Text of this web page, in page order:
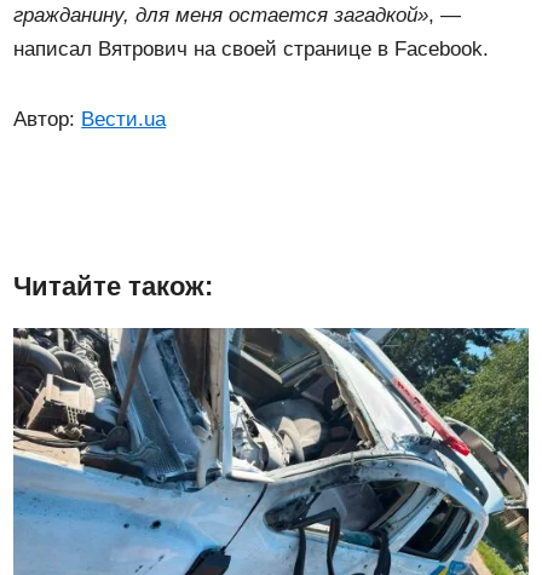
гражданину, для меня остается загадкой», —
написал Вятрович на своей странице в Facebook.
Автор: Вести.ua
Читайте також: